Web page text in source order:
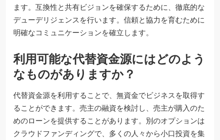
ます。互換性と共有ビジョンを確保するために、徹底的な
デューデリジェンスを行います。信頼と協力を育むために
明確なコミュニケーションを確立します。
利用可能な代替資金源にはどのよう
なものがありますか？
代替資金源を利用することで、無資金でビジネスを取得す
ることができます。売主の融資を検討し、売主が購入のた
めのローンを提供することがあります。別のオプションは
クラウドファンディングで、多くの人々から小口投資を集